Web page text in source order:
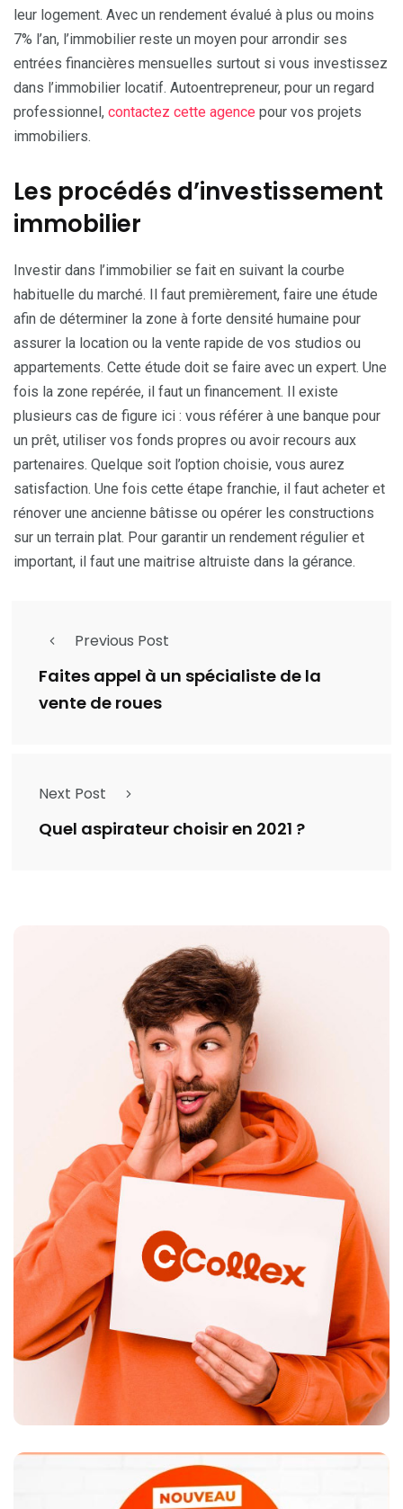
leur logement. Avec un rendement évalué à plus ou moins
7% l’an, l’immobilier reste un moyen pour arrondir ses
entrées financières mensuelles surtout si vous investissez
dans l’immobilier locatif. Autoentrepreneur, pour un regard
professionnel, contactez cette agence pour vos projets
immobiliers.
Les procédés d’investissement
immobilier
Investir dans l’immobilier se fait en suivant la courbe
habituelle du marché. Il faut premièrement, faire une étude
afin de déterminer la zone à forte densité humaine pour
assurer la location ou la vente rapide de vos studios ou
appartements. Cette étude doit se faire avec un expert. Une
fois la zone repérée, il faut un financement. Il existe
plusieurs cas de figure ici : vous référer à une banque pour
un prêt, utiliser vos fonds propres ou avoir recours aux
partenaires. Quelque soit l’option choisie, vous aurez
satisfaction. Une fois cette étape franchie, il faut acheter et
rénover une ancienne bâtisse ou opérer les constructions
sur un terrain plat. Pour garantir un rendement régulier et
important, il faut une maitrise altruiste dans la gérance.
Previous Post
Faites appel à un spécialiste de la
vente de roues
Next Post
Quel aspirateur choisir en 2021 ?